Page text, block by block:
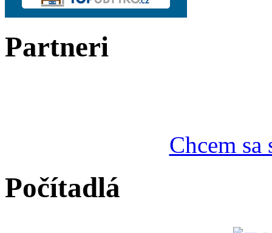
Partneri
Chcem
Počítadlá